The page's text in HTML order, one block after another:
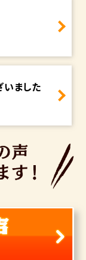
いました